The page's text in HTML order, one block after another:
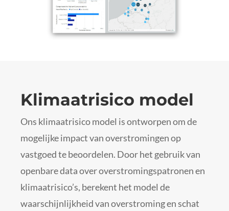
Klimaatrisico model
Ons klimaatrisico model is ontworpen om de
mogelijke impact van overstromingen op
vastgoed te beoordelen. Door het gebruik van
openbare data over overstromingspatronen en
klimaatrisico’s, berekent het model de
waarschijnlijkheid van overstroming en schat